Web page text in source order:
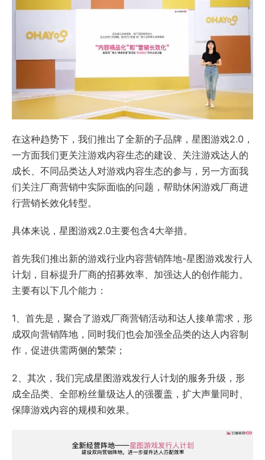
在这种趋势下，我们推出了全新的子品牌，星图游戏2.0，
一方面我们更关注游戏内容生态的建设、关注游戏达人的
成长、不同品类达人对游戏内容生态的参与，另一方面我
们关注厂商营销中实际面临的问题，帮助休闲游戏厂商进
行营销长效化转型。
具体来说，星图游戏2.0主要包含4大举措。
首先我们推出新的游戏行业内容营销阵地-星图游戏发行人
计划，目标提升厂商的招募效率、加强达人的创作能力。
主要有以下几个能力：
1、首先是，聚合了游戏厂商营销活动和达人接单需求，形
成双向营销阵地，同时我们也会加强全品类的达人内容制
作，促进供需两侧的繁荣；
2、其次，我们完成星图游戏发行人计划的服务升级，形
成全品类、全部粉丝量级达人的强覆盖，扩大声量同时、
保障游戏内容的规模和效果。